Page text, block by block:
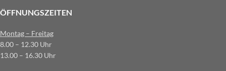
ÖFFNUNGSZEITEN
Montag – Freitag
8.00 – 12.30 Uhr
13.00 – 16.30 Uhr